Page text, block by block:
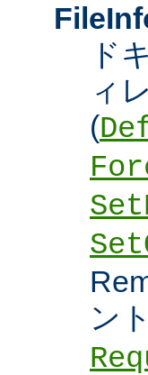
ド
ィ
(
ン